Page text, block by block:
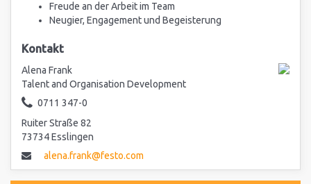
Freude an der Arbeit im Team
Neugier, Engagement und Begeisterung
Kontakt
Alena Frank
Talent and Organisation Development
0711 347-0
Ruiter Straße 82
73734 Esslingen
alena.frank@festo.com